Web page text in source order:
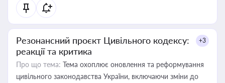
Резонансний проєкт Цивільного кодексу:
реакції та критика
+3
Про що тема: Тема охоплює оновлення та реформування
цивільного законодавства України, включаючи зміни до